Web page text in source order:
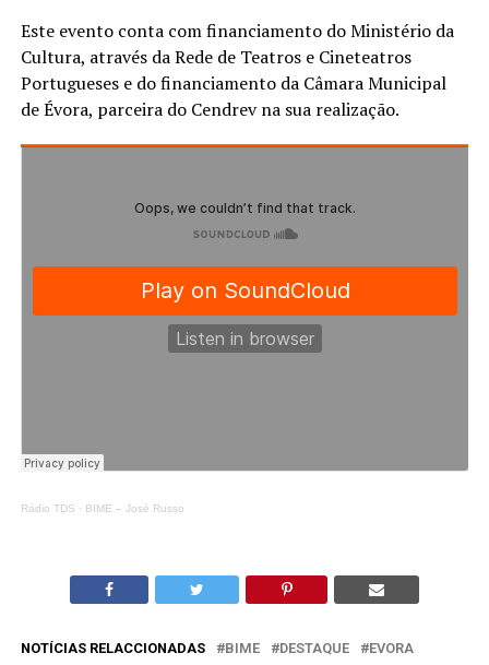
Este evento conta com financiamento do Ministério da
Cultura, através da Rede de Teatros e Cineteatros
Portugueses e do financiamento da Câmara Municipal
de Évora, parceira do Cendrev na sua realização.
Rádio TDS · BIME – José Russo
NOTÍCIAS RELACCIONADAS BIME DESTAQUE EVORA